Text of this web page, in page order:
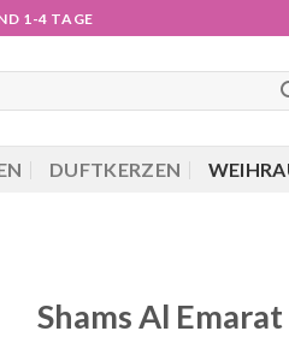
1-4 TAGE
DUFTKERZEN
Shams Al